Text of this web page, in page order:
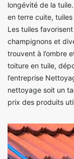
longévité de la
en terre cuite,
Les tuiles
champignons et
trouvent à l’ombre
toiture en tuile,
l’entreprise
nettoyage soit un
prix des produits